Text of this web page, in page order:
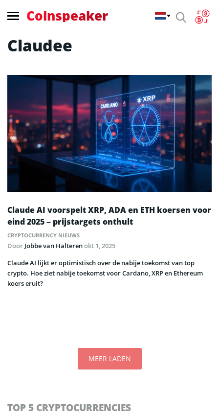
Coinspeaker
Claudee
Claude AI voorspelt XRP, ADA en ETH koersen voor
eind 2025 – prijstargets onthult
CRYPTOCURRENCY NIEUWS
Door Jobbe van Halterenokt 1, 2025
Claude AI lijkt er optimistisch over de nabije toekomst van top
crypto. Hoe ziet nabije toekomst voor Cardano, XRP en Ethereum
koers eruit?
MEER LADEN
TOP 5 CRYPTOCURRENCIES